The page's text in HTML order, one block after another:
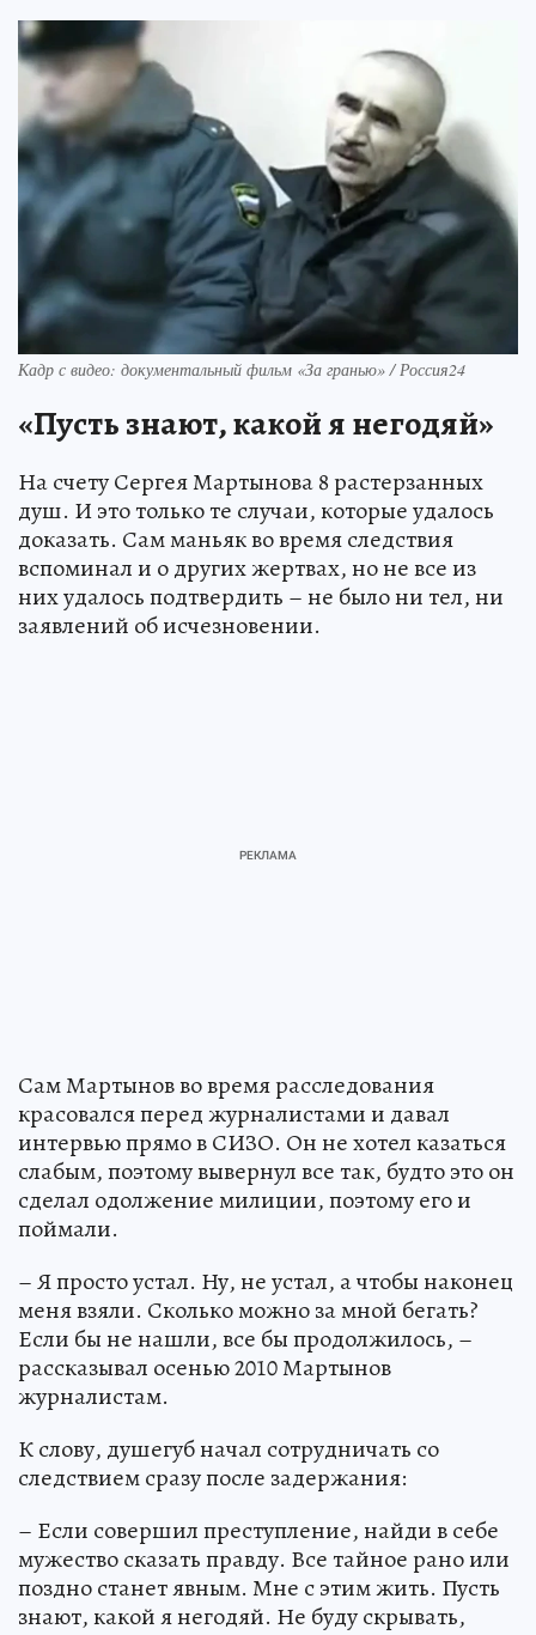
Кадр с видео: документальный фильм «За гранью» / Россия24
«Пусть знают, какой я негодяй»
На счету Сергея Мартынова 8 растерзанных
душ. И это только те случаи, которые удалось
доказать. Сам маньяк во время следствия
вспоминал и о других жертвах, но не все из
них удалось подтвердить – не было ни тел, ни
заявлений об исчезновении.
Сам Мартынов во время расследования
красовался перед журналистами и давал
интервью прямо в СИЗО. Он не хотел казаться
слабым, поэтому вывернул все так, будто это он
сделал одолжение милиции, поэтому его и
поймали.
– Я просто устал. Ну, не устал, а чтобы наконец
меня взяли. Сколько можно за мной бегать?
Если бы не нашли, все бы продолжилось, –
рассказывал осенью 2010 Мартынов
журналистам.
К слову, душегуб начал сотрудничать со
следствием сразу после задержания:
– Если совершил преступление, найди в себе
мужество сказать правду. Все тайное рано или
поздно станет явным. Мне с этим жить. Пусть
знают, какой я негодяй. Не буду скрывать,